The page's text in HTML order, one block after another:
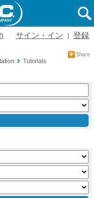
サイン・イン 登録
Tutorials